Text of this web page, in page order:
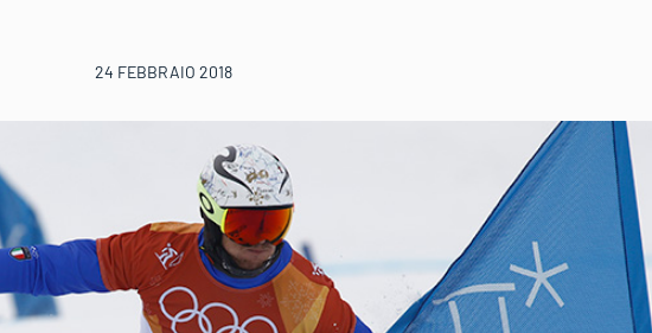
24 FEBBRAIO 2018